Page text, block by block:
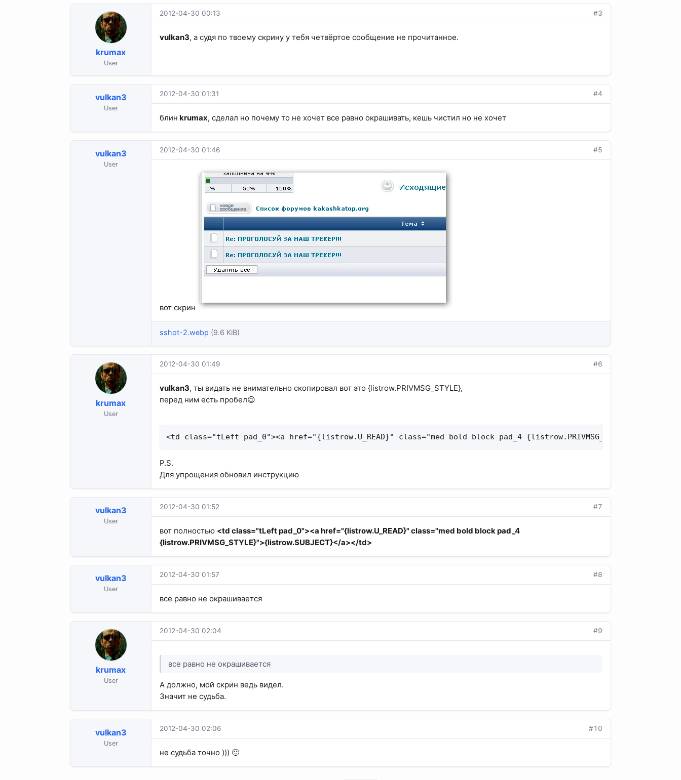
krumax
User
2012-04-30 00:13 #3
vulkan3, а судя по твоему скрину у тебя четвёртое сообщение не прочитанное.
vulkan3
User
2012-04-30 01:31 #4
блин krumax, сделал но почему то не хочет все равно окрашивать, кешь чистил но не хочет
vulkan3
User
2012-04-30 01:46 #5
вот скрин
sshot-2.webp (9.6 KiB)
krumax
User
2012-04-30 01:49 #6
vulkan3, ты видать не внимательно скопировал вот это {listrow.PRIVMSG_STYLE},
перед ним есть пробел😉
<td class="tLeft pad_0"><a href="{listrow.U_READ}" class="med bold block pad_4
P.S.
Для упрощения обновил инструкцию
vulkan3
User
2012-04-30 01:52 #7
вот полностью <td class="tLeft pad_0"><a href="{listrow.U_READ}" class="med bold block pad_4
{listrow.PRIVMSG_STYLE}">{listrow.SUBJECT}</a></td>
vulkan3
User
2012-04-30 01:57 #8
все равно не окрашивается
krumax
User
2012-04-30 02:04 #9
все равно не окрашивается
А должно, мой скрин ведь видел.
Значит не судьба.
vulkan3
User
2012-04-30 02:06 #10
не судьба точно ))) 🙂